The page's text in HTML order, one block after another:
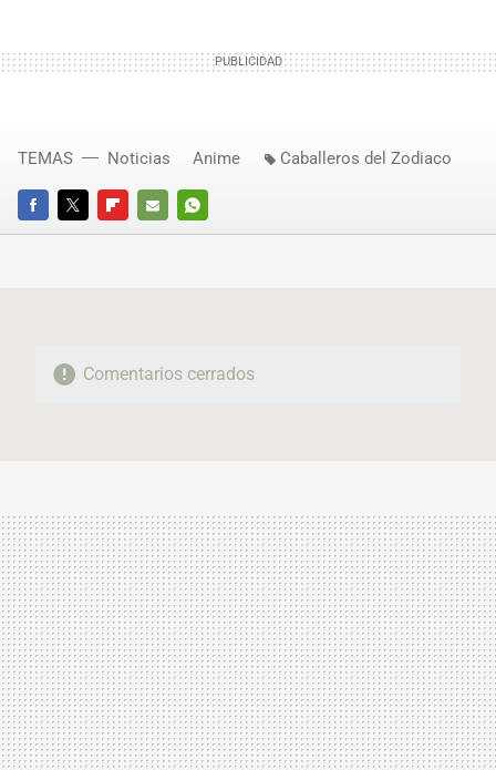
FACEBOOKTWITTERFLIPBOARD
E-
WHATSAPP
TEMAS Noticias Anime Caballeros del Zodiaco
Comentarios cerrados